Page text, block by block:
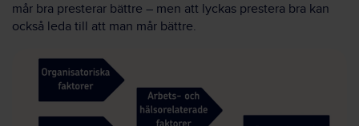
mår bra presterar bättre – men att lyckas prestera bra kan
också leda till att man mår bättre.